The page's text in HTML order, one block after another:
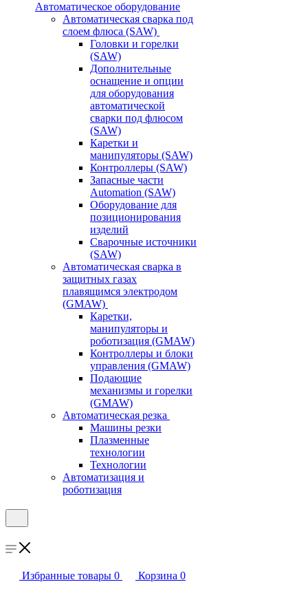
Автоматическое оборудование
Автоматическая сварка под
слоем флюса (SAW)
Головки и горелки
(SAW)
Дополнительные
оснащение и опции
для оборудования
автоматической
сварки под флюсом
(SAW)
Каретки и
манипуляторы (SAW)
Контроллеры (SAW)
Запасные части
Automation (SAW)
Оборудование для
позиционирования
изделий
Сварочные источники
(SAW)
Автоматическая сварка в
защитных газах
плавящимся электродом
(GMAW)
Каретки,
манипуляторы и
роботизация (GMAW)
Контроллеры и блоки
управления (GMAW)
Подающие
механизмы и горелки
(GMAW)
Автоматическая резка
Машины резки
Плазменные
технологии
Технологии
Автоматизация и
роботизация
Избранные товары 0 Корзина 0